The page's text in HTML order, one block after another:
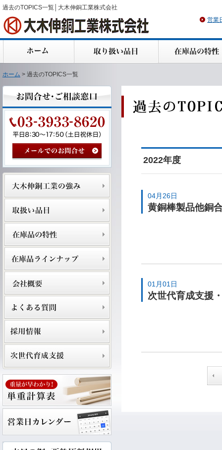
過去のTOPICS一覧│大木伸銅工業株式会社
営業
ホーム > 過去のTOPICS一覧
2022年度
04月26日
黄銅棒製品他銅
01月01日
次世代育成支援